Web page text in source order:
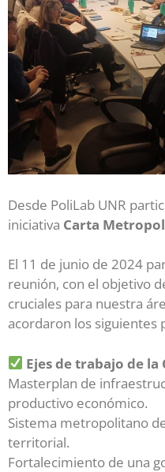
Desde PoliLab UNR
iniciativa Carta
El 11 de junio de 2024
reunión, con el objetivo
cruciales para nuestra
acordaron los siguientes
Ejes de trabajo de
Masterplan de
productivo económico.
Sistema metropolitano
territorial.
Fortalecimiento de una